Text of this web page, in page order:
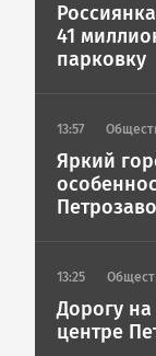
41
парковку
13:57
Яркий
13:25
Дорогу на
центре